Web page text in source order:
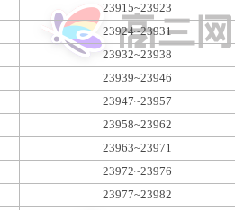
23915~23923
23924~23931
23932~23938
23939~23946
23947~23957
23958~23962
23963~23971
23972~23976
23977~23982